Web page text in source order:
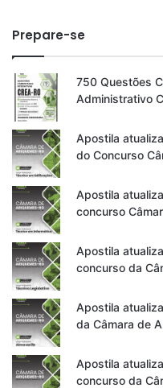
Prepare-se
750 Questões
Administrativo
Apostila
do Concurso
Apostila
concurso
Apostila
concurso da
Apostila
da Câmara de
Apostila
concurso da